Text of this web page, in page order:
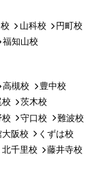
山科校
円町校
福知山校
高槻校
豊中校
校
茨木校
守口校
難波校
大阪校
くずは校
北千里校
藤井寺校